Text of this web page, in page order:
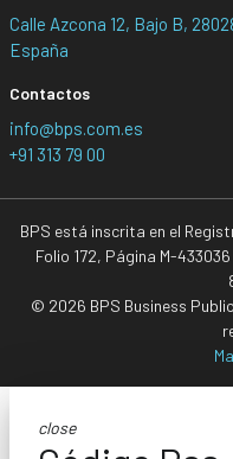
Calle Azcona 12, Bajo B,
España
Contactos
info@bps.com.es
+91 313 79 00
BPS está inscrita en el
Folio 172, Página M-
© 2026 BPS Business
close